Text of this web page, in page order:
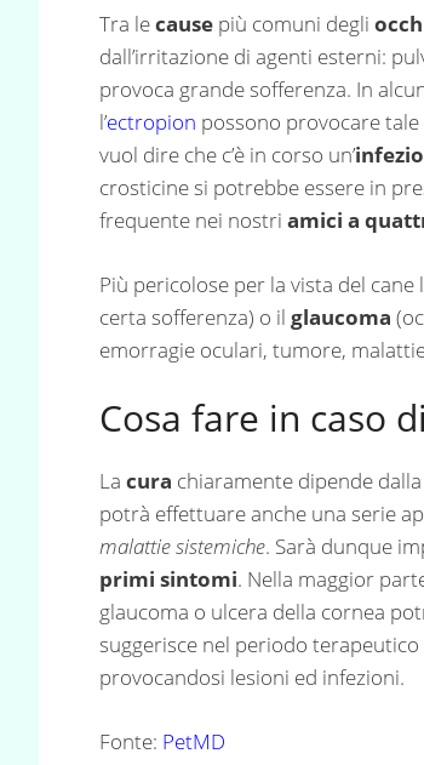
Tra lecause più comuni degli
dall’irritazione di agenti esterni:
provoca grande sofferenza. In
l’ectropion possono provocare
vuol dire che c’è in corso un’
crosticine si potrebbe essere in
frequente nei nostri amici a
Più pericolose per la vista del cane
certa sofferenza) o il glaucoma
emorragie oculari, tumore,
Cosa fare in caso
La cura chiaramente dipende
potrà effettuare anche una serie
malattie sistemiche. Sarà dunque
primi sintomi. Nella maggior
glaucoma o ulcera della cornea
suggerisce nel periodo terapeutico
provocandosi lesioni ed infezioni.
Fonte: PetMD